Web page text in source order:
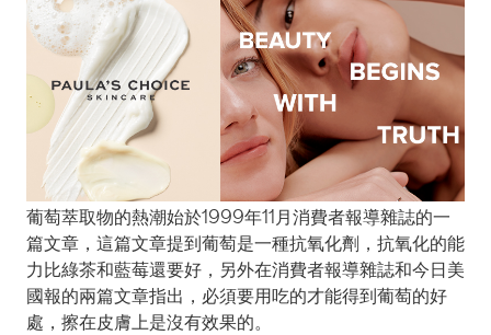
葡萄萃取物的熱潮始於1999年11月消費者報導雜誌的一
篇文章，這篇文章提到葡萄是一種抗氧化劑，抗氧化的能
力比綠茶和藍莓還要好，另外在消費者報導雜誌和今日美
國報的兩篇文章指出，必須要用吃的才能得到葡萄的好
處，擦在皮膚上是沒有效果的。